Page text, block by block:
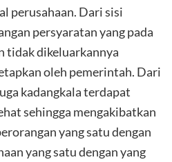
perusahaan. Dari sisi
persyaratan yang pada
tidak dikeluarkannya
oleh pemerintah. Dari
kadangkala terdapat
sehingga mengakibatkan
yang satu dengan
yang satu dengan yang